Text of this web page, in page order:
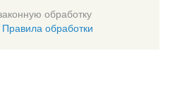
обработку
Правила обработки